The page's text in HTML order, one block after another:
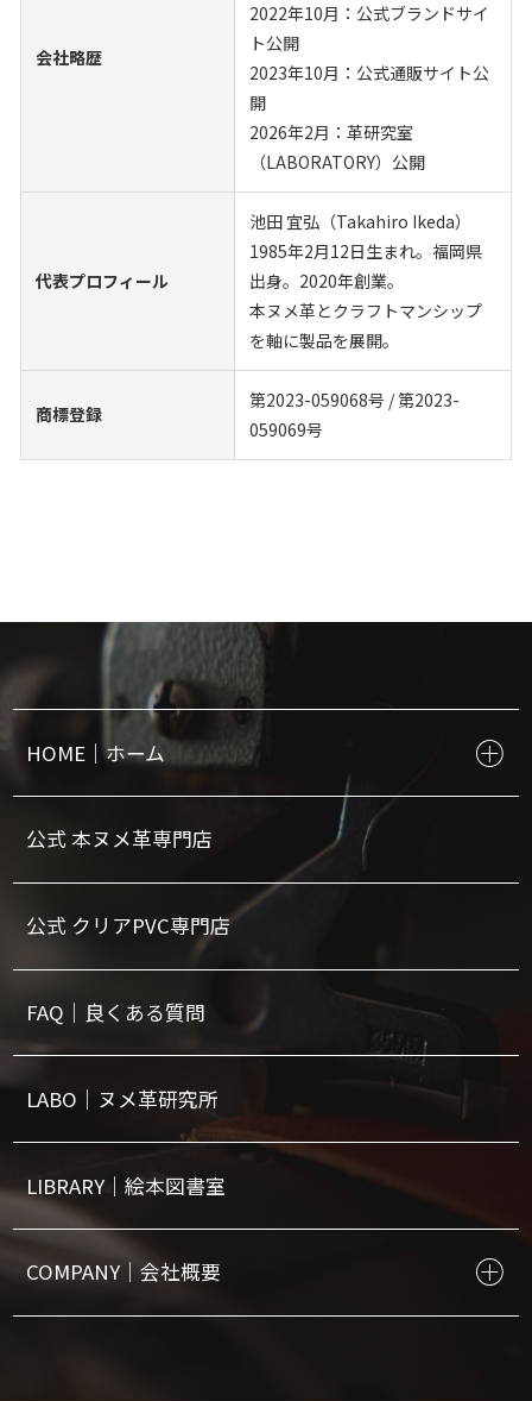
会社略歴
2022年10月：公式ブランドサイ
ト公開
2023年10月：公式通販サイト公
開
2026年2月：革研究室
（LABORATORY）公開
代表プロフィール
池田 宜弘（Takahiro Ikeda）
1985年2月12日生まれ。福岡県
出身。2020年創業。
本ヌメ革とクラフトマンシップ
を軸に製品を展開。
商標登録
第2023-059068号 /第2023-
059069号
HOME｜ホーム
公式 本ヌメ革専門店
公式 クリアPVC専門店
FAQ｜良くある質問
LABO｜ヌメ革研究所
LIBRARY｜絵本図書室
COMPANY｜会社概要